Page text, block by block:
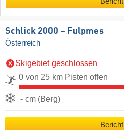
Schlick 2000 – Fulpmes
Österreich
Skigebiet geschlossen
0 von 25 km Pisten offen
- cm (Berg)
Bericht